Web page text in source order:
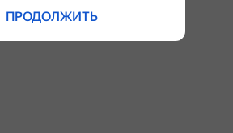
ПРОДОЛЖИТЬ